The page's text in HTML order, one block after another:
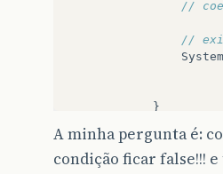
//
//
System
}
catch(
{
A minha pergunta é:
condição ficar false!!!